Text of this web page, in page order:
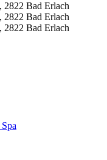
2822 Bad Erlach
2822 Bad Erlach
2822 Bad Erlach